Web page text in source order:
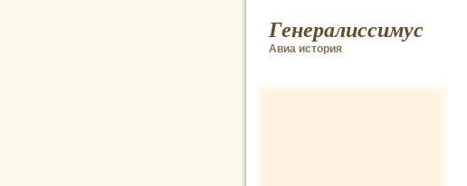
Генералиссимус
Авиа история